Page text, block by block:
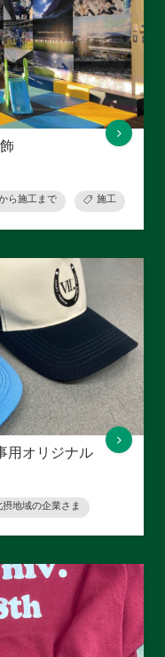
ら施工まで 施工
用オリジナル
摂地域の企業さま